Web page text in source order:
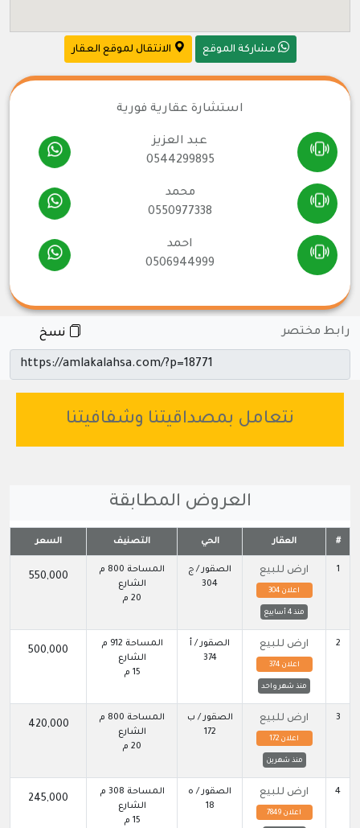
مشاركة الموقع الانتقال لموقع العقار
استشارة عقارية فورية
عبد العزيز
0544299895
محمد
0550977338
احمد
0506944999
رابط مختصر
نتعامل بمصداقيتنا وشفافيتنا
العروض المطابقة
# العقار الحي التصنيف السعر
1 ارض للبيع
اعلان 304
منذ 4 أسابيع
الصقور / ج
304
المساحة 800 م
الشارع
20 م
550,000
2 ارض للبيع
اعلان 374
منذ شهر واحد
الصقور / أ
374
المساحة 912 م
الشارع
15 م
500,000
3 ارض للبيع
اعلان 172
منذ شهرين
الصقور / ب
172
المساحة 800 م
الشارع
20 م
420,000
4 ارض للبيع
اعلان 7849
الصقور / ه
18
المساحة 308 م
الشارع
15 م
245,000